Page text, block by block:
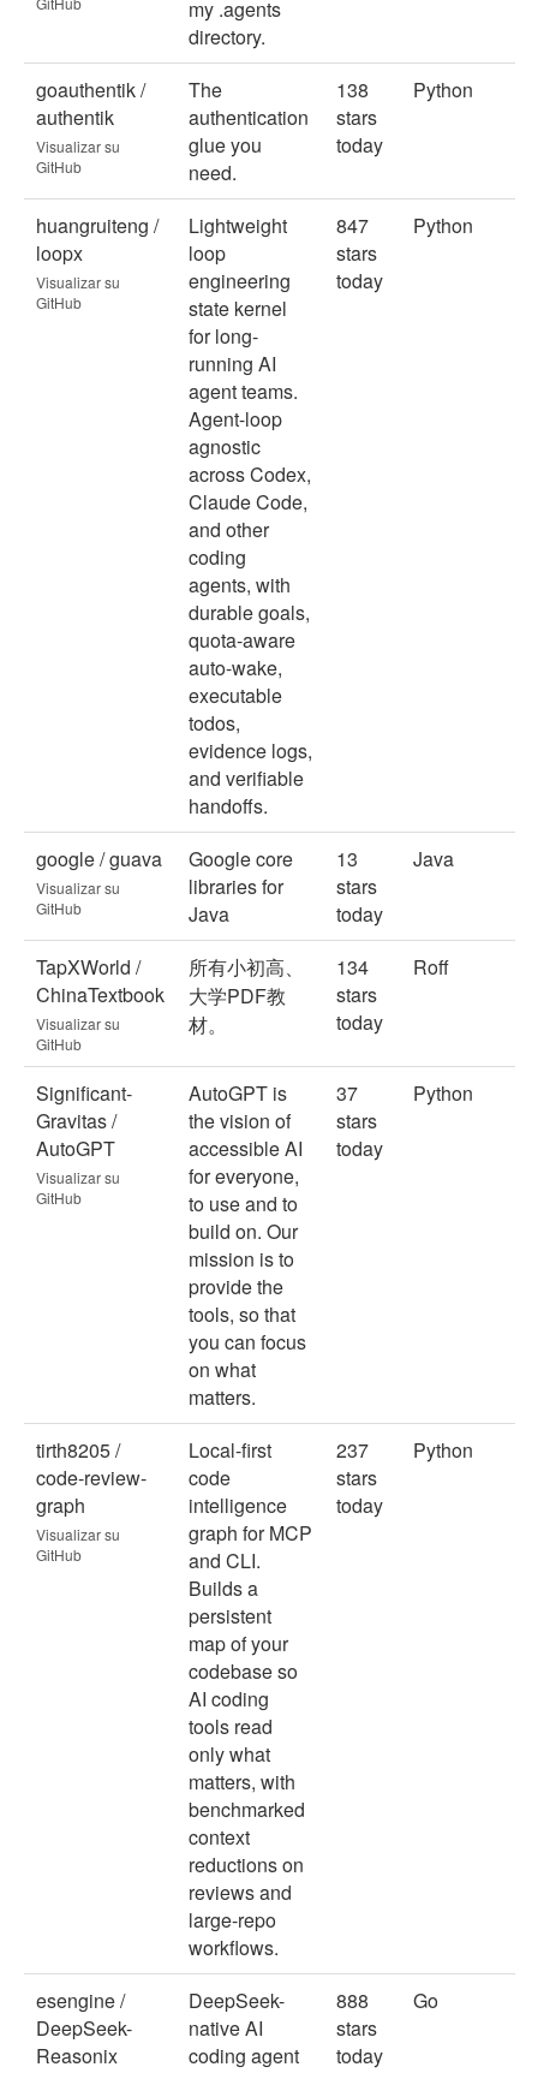
my .agents
directory.
goauthentik /
authentik
Visualizar su
GitHub
The
authentication
glue you
need.
138
stars
today
Python
huangruiteng /
loopx
Visualizar su
GitHub
Lightweight
loop
engineering
state kernel
for long-
running AI
agent teams.
Agent-loop
agnostic
across Codex,
Claude Code,
and other
coding
agents, with
durable goals,
quota-aware
auto-wake,
executable
todos,
evidence logs,
and verifiable
handoffs.
847
stars
today
Python
google / guava
Visualizar su
GitHub
Google core
libraries for
Java
13
stars
today
Java
TapXWorld /
ChinaTextbook
Visualizar su
GitHub
所有小初高、
大学PDF教
材。
134
stars
today
Roff
Significant-
Gravitas /
AutoGPT
Visualizar su
GitHub
AutoGPT is
the vision of
accessible AI
for everyone,
to use and to
build on. Our
mission is to
provide the
tools, so that
you can focus
on what
matters.
37
stars
today
Python
tirth8205 /
code-review-
graph
Visualizar su
GitHub
Local-first
code
intelligence
graph for MCP
and CLI.
Builds a
persistent
map of your
codebase so
AI coding
tools read
only what
matters, with
benchmarked
context
reductions on
reviews and
large-repo
workflows.
237
stars
today
Python
esengine /
DeepSeek-
Reasonix
DeepSeek-
native AI
coding agent
888
stars
today
Go